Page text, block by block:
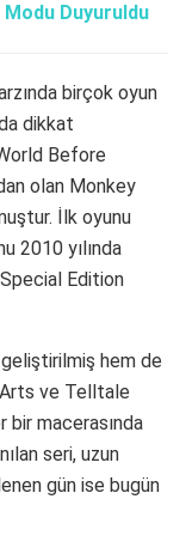
Modu Duyuruldu
birçok oyun
dikkat
Before
olan Monkey
İlk oyunu
2010 yılında
Edition
hem de
ve Telltale
bir macerasında
seri, uzun
gün ise bugün